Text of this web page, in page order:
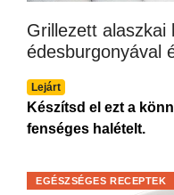
Grillezett alaszkai
édesburgonyával
Lejárt
Készítsd el ezt a
fenséges halételt.
EGÉSZSÉGES RECEPTEK